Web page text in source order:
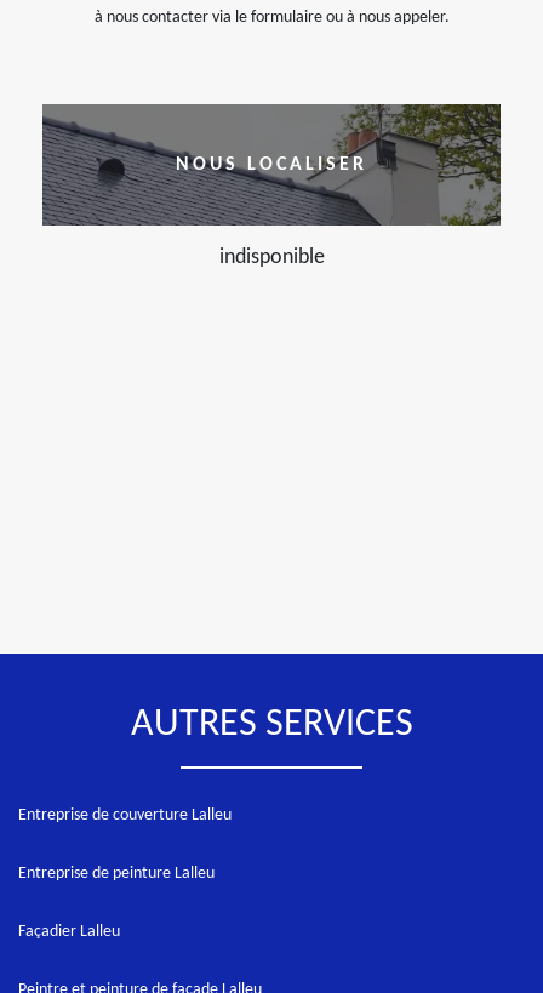
à nous contacter via le formulaire ou à nous appeler.
NOUS LOCALISER
indisponible
AUTRES SERVICES
Entreprise de couverture Lalleu
Entreprise de peinture Lalleu
Façadier Lalleu